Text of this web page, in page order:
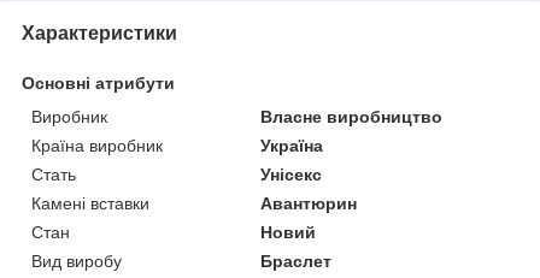
Характеристики
Основні атрибути
Виробник
Власне виробництво
Країна виробник
Україна
Стать
Унісекс
Камені вставки
Авантюрин
Стан
Новий
Вид виробу
Браслет